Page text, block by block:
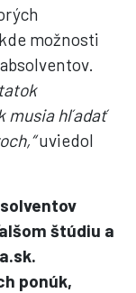
možnosti
musia hľadať
uviedol
štúdiu a
ponúk,